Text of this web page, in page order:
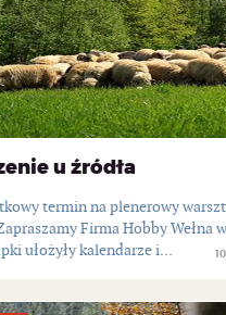
u źródła
termin na plenerowy
Firma Hobby Wełna
ułożyły kalendarze i...